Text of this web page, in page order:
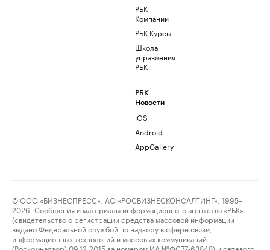
РБК
Компании
РБК Курсы
Школа
управления
РБК
РБК
Новости
iOS
Android
AppGallery
© ООО «БИЗНЕСПРЕСС», АО «РОСБИЗНЕСКОНСАЛТИНГ», 1995–
2026. Сообщения и материалы информационного агентства «РБК»
(свидетельство о регистрации средства массовой информации
выдано Федеральной службой по надзору в сфере связи,
информационных технологий и массовых коммуникаций